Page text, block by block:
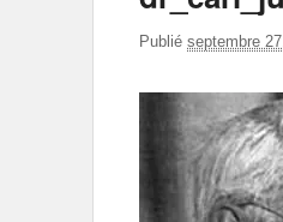
Publié septembre